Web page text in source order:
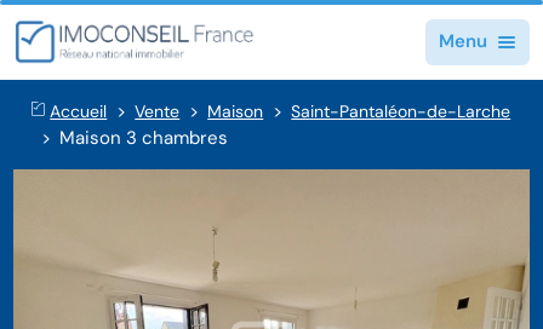
Menu
Accueil Vente Maison Saint-Pantaléon-de-Larche
Maison 3 chambres